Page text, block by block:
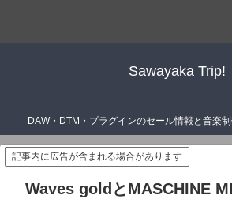
Sawayaka Trip!
DAW・DTM・プラグインのセール情報と音楽制
記事内に広告が含まれる場合があります
Waves goldとMASCHINE